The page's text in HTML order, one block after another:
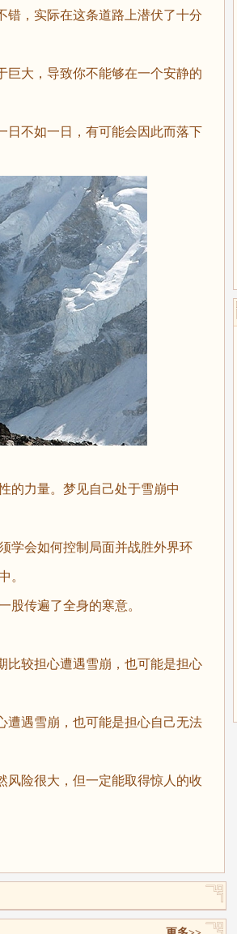
，实际在这条道路上潜伏了十分
大，导致你不能够在一个安静的
不如一日，有可能会因此而落下
的力量。梦见自己处于雪崩中
学会如何控制局面并战胜外界环
。
股传遍了全身的寒意。
较担心遭遇雪崩，也可能是担心
遇雪崩，也可能是担心自己无法
险很大，但一定能取得惊人的收